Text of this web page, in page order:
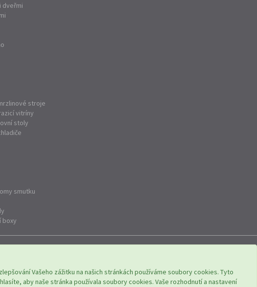
dveřmi
stroje
vitríny
stoly
smutku
boxy
Vašeho zážitku na našich stránkách používáme soubory cookies. Tyto
aby naše stránka používala soubory cookies. Vaše rozhodnutí a nastavení